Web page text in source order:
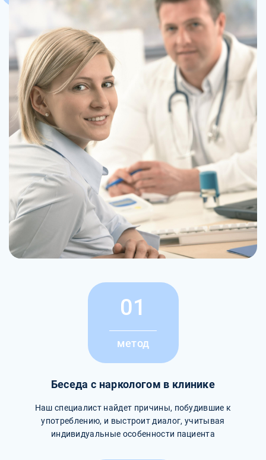
01
метод
Беседа с наркологом в клинике
Наш специалист найдет причины, побудившие к
употреблению, и выстроит диалог, учитывая
индивидуальные особенности пациента